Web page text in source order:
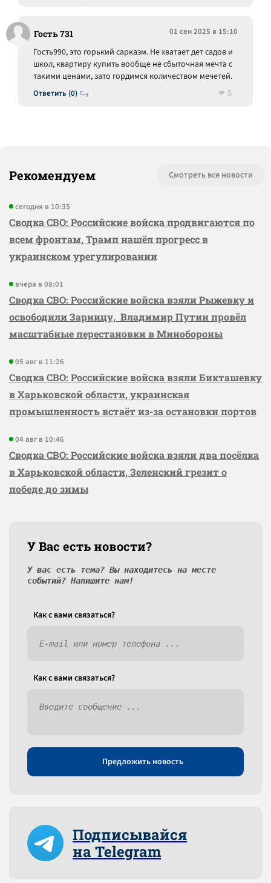
Гость 731 01 сен 2025 в 15:10
Ответить (0)
Гость990, это горький сарказм. Не хватает дет садов и
школ, квартиру купить вообще не сбыточная мечта с
такими ценами, зато гордимся количеством мечетей.
5
Рекомендуем Смотреть все новости
сегодня в 10:35
Сводка СВО: Российские войска продвигаются по
всем фронтам, Трамп нашёл прогресс в
украинском урегулировании
вчера в 08:01
Сводка СВО: Российские войска взяли Рыжевку и
освободили Зарницу, Владимир Путин провёл
масштабные перестановки в Минобороны
05 авг в 11:26
Сводка СВО: Российские войска взяли Бикташевку
в Харьковской области, украинская
промышленность встаёт из-за остановки портов
04 авг в 10:46
Сводка СВО: Российские войска взяли два посёлка
в Харьковской области, Зеленский грезит о
победе до зимы
У Вас есть новости?
У вас есть тема? Вы находитесь на месте
событий? Напишите нам!
Как c вами связаться?
Как c вами связаться?
Предложить новость
Подписывайся
на Telegram